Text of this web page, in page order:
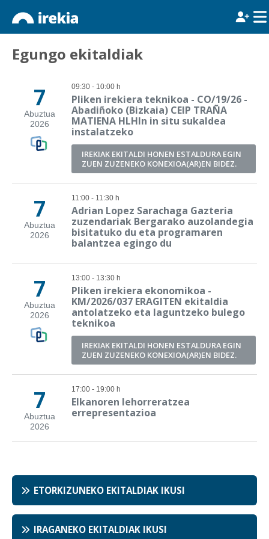
Egungo ekitaldiak
ETORKIZUNEKO EKITALDIAK IKUSI
IRAGANEKO EKITALDIAK IKUSI